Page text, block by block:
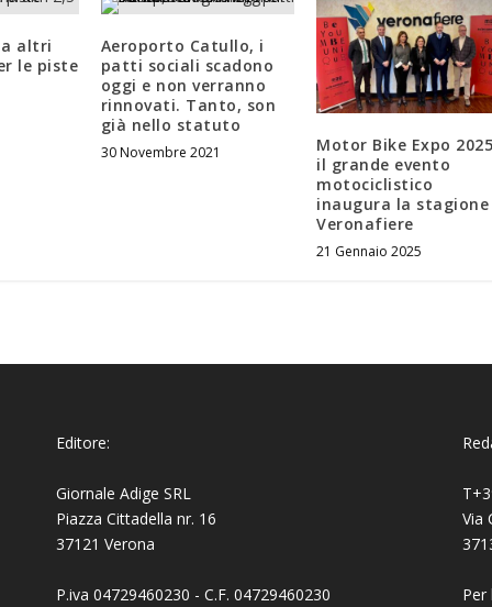
altri
le piste
Aeroporto Catullo, i
patti sociali scadono
oggi e non verranno
rinnovati. Tanto, son
già nello statuto
30 Novembre 2021
Motor Bike Expo
il grande evento
motociclistico
inaugura la
Veronafiere
21 Gennaio 2025
Editore:
Giornale Adige SRL
Piazza Cittadella nr. 16
37121 Verona
P.iva 04729460230 - C.F. 04729460230
Via
Per